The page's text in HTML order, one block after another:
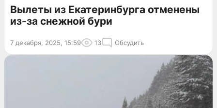
Вылеты из Екатеринбурга отменены
из-за снежной бури
7 декабря, 2025, 15:59 13 Обсудить